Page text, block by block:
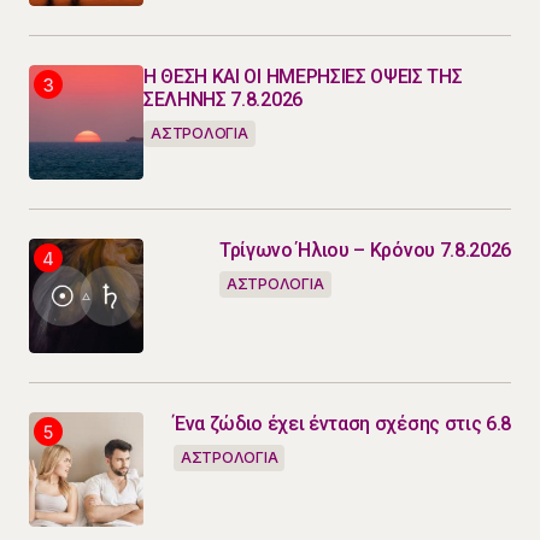
Η ΘΕΣΗ ΚΑΙ ΟΙ ΗΜΕΡΗΣΙΕΣ ΟΨΕΙΣ ΤΗΣ
ΣΕΛΗΝΗΣ 7.8.2026
ΑΣΤΡΟΛΟΓΙΑ
Τρίγωνο Ήλιου – Κρόνου 7.8.2026
ΑΣΤΡΟΛΟΓΙΑ
Ένα ζώδιο έχει ένταση σχέσης στις 6.8
ΑΣΤΡΟΛΟΓΙΑ